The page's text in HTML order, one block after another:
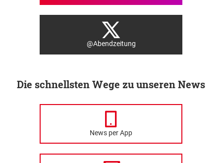
@Abendzeitung
Die schnellsten Wege zu unseren News
News per App